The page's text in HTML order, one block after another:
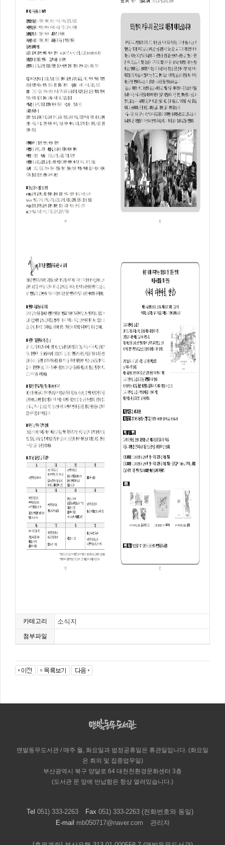
카테고리 소식지
첨부파일
맨발동무도서관 / 매주 월, 화요일과 법정공휴일은 휴관일입니다. (화요일
은 회의 및 집중업무일)
부산광역시 북구 양달로 64 대천천환경문화센터 3층
(도서관 문 앞에 반납함은 항상 열려있습니다.)
Tel 051) 333-2263 Fax 051) 333-2263 (전화번호와 동일)
E-mail mb050717@naver.com 관리자